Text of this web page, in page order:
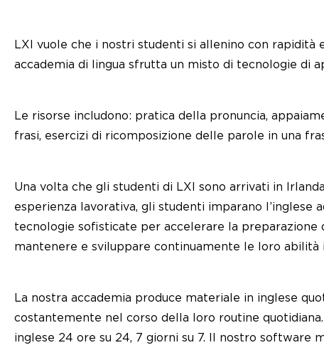
LXI vuole che i nostri studenti si allenino con rapidità
accademia di lingua sfrutta un misto di tecnologie di
Le risorse includono: pratica della pronuncia,
frasi, esercizi di ricomposizione delle parole in una
Una volta che gli studenti di LXI sono arrivati in
esperienza lavorativa, gli studenti imparano
tecnologie sofisticate per accelerare la
mantenere e sviluppare continuamente le loro abilità
La nostra accademia produce materiale in inglese
costantemente nel corso della loro routine
inglese 24 ore su 24, 7 giorni su 7. Il nostro software